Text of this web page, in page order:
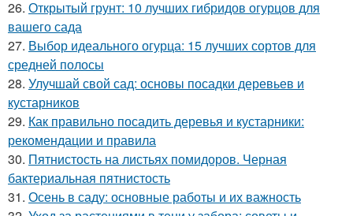
26. Открытый грунт: 10 лучших гибридов огурцов для
вашего сада
27. Выбор идеального огурца: 15 лучших сортов для
средней полосы
28. Улучшай свой сад: основы посадки деревьев и
кустарников
29. Как правильно посадить деревья и кустарники:
рекомендации и правила
30. Пятнистость на листьях помидоров. Черная
бактериальная пятнистость
31. Осень в саду: основные работы и их важность